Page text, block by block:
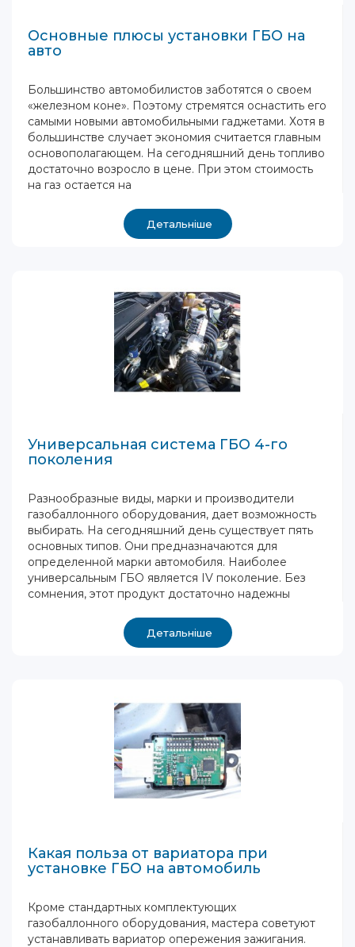
Основные плюсы установки ГБО на
авто
Большинство автомобилистов заботятся о своем
«железном коне». Поэтому стремятся оснастить его
самыми новыми автомобильными гаджетами. Хотя в
большинстве случает экономия считается главным
основополагающем. На сегодняшний день топливо
достаточно возросло в цене. При этом стоимость
на газ остается на
Детальніше
Универсальная система ГБО 4-го
поколения
Разнообразные виды, марки и производители
газобаллонного оборудования, дает возможность
выбирать. На сегодняшний день существует пять
основных типов. Они предназначаются для
определенной марки автомобиля. Наиболее
универсальным ГБО является IV поколение. Без
сомнения, этот продукт достаточно надежны
Детальніше
Какая польза от вариатора при
установке ГБО на автомобиль
Кроме стандартных комплектующих
газобаллонного оборудования, мастера советуют
устанавливать вариатор опережения зажигания.